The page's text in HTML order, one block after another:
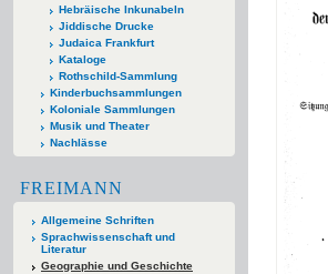
Hebräische Inkunabeln
Jiddische Drucke
Judaica Frankfurt
Kataloge
Rothschild-Sammlung
Kinderbuchsammlungen
Koloniale Sammlungen
Musik und Theater
Nachlässe
FREIMANN
Allgemeine Schriften
Sprachwissenschaft und
Literatur
Geographie und Geschichte